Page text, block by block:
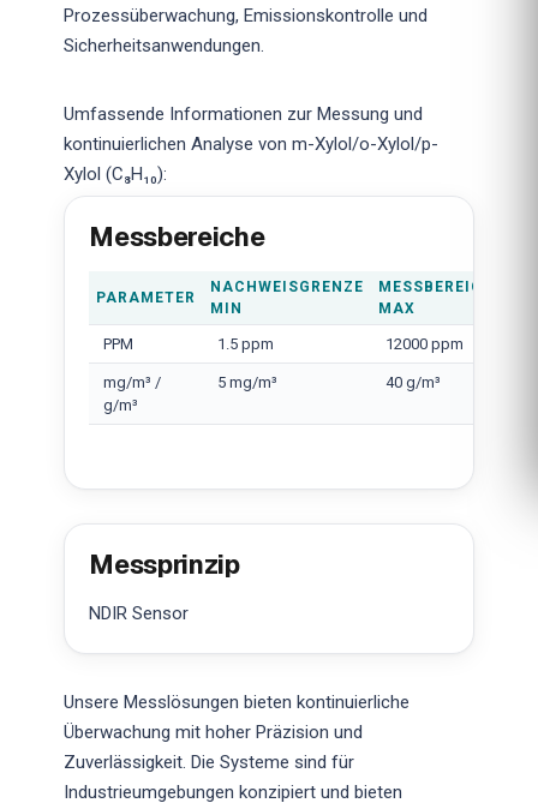
Prozessüberwachung, Emissionskontrolle und
Sicherheitsanwendungen.
Umfassende Informationen zur Messung und
kontinuierlichen Analyse von m-Xylol/o-Xylol/p-
Xylol (C₈H₁₀):
Messbereiche
PARAMETER
NACHWEISGRENZE
MIN
MESSBEREICH
MAX
PPM 1.5 ppm 12000 ppm
mg/m³ /
g/m³
5 mg/m³ 40 g/m³
Messprinzip
NDIR Sensor
Unsere Messlösungen bieten kontinuierliche
Überwachung mit hoher Präzision und
Zuverlässigkeit. Die Systeme sind für
Industrieumgebungen konzipiert und bieten